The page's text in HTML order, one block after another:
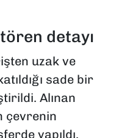
detayı
uzak ve
sade bir
Alınan
çevrenin
yapıldı.